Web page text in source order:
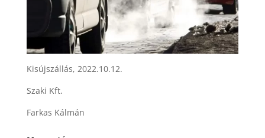
Kisújszállás, 2022.10.12.
Szaki Kft.
Farkas Kálmán